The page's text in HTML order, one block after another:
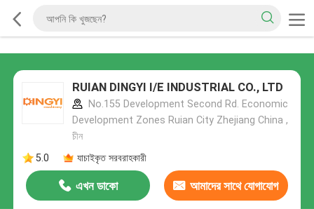
RUIAN DINGYI I/E INDUSTRIAL CO., LTD
No.155 Development Second Rd. Economic
Development Zones Ruian City Zhejiang China ,
চীন
5.0
যাচাইকৃত সরবরাহকারী
এখন ডাকো আমাদের সাথে যোগাযোগ